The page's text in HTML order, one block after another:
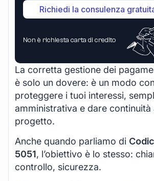
Richiedi la consulenza
Non è richiesta carta di credito
La corretta gestione dei
è solo un dovere: è un modo
proteggere i tuoi interessi,
amministrativa e dare continuità
progetto.
Anche quando parliamo di
5051, l’obiettivo è lo stesso:
controllo, sicurezza.